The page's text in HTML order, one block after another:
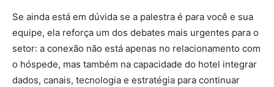
Se ainda está em dúvida se a palestra é para você e sua
equipe, ela reforça um dos debates mais urgentes para o
setor: a conexão não está apenas no relacionamento com
o hóspede, mas também na capacidade do hotel integrar
dados, canais, tecnologia e estratégia para continuar